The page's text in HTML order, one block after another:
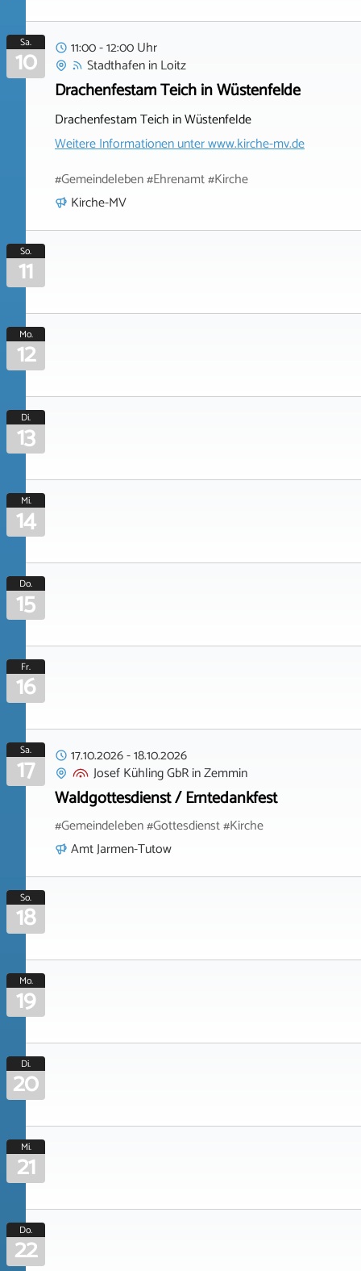
Sa.
10
11:00 - 12:00 Uhr
StadthafeninLoitz
Drachenfestam Teich in Wüstenfelde
Drachenfestam Teich in Wüstenfelde
Weitere Informationen unterwww.kirche-mv.de
#Gemeindeleben #Ehrenamt #Kirche
Kirche-MV
So.
11
Mo.
12
Di.
13
Mi.
14
Do.
15
Fr.
16
Sa.
17 17.10.2026-18.10.2026
Josef Kühling GbRinZemmin
Waldgottesdienst / Erntedankfest
#Gemeindeleben #Gottesdienst #Kirche
Amt Jarmen-Tutow
So.
18
Mo.
19
Di.
20
Mi.
21
Do.
22